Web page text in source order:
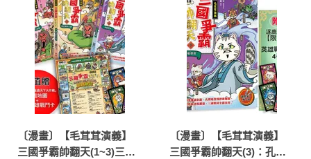
〔漫畫〕【毛茸茸演義】
三國爭霸帥翻天(1~3)三冊
〔漫畫〕【毛茸茸演義】
三國爭霸帥翻天(3)：孔明